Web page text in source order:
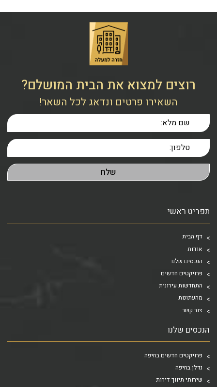
רוצים למצוא את הבית המושלם?
השאירו פרטים ונדאג לכל השאר!
תפריט ראשי
דף הבית
אודות
הנכסים שלנו
פרויקטים חדשים
התחדשות עירונית
מהעתונות
צור קשר
הנכסים שלנו
פרויקטים חדשים בחיפה
נדלן בחיפה
שירותי תיווך דירות